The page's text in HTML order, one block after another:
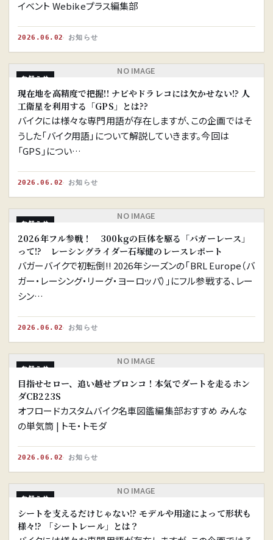
イベント Webikeプラス編集部
2026.06.02 お知らせ
お知らせ
NO IMAGE
現在地を高精度で把握!! ナビやドラレコには欠かせない!? 人
工衛星を利用する「GPS」とは??
バイクには様々な専門用語が存在しますが、この企画ではそ
うした「バイク用語」について解説していきます。今回は
「GPS」につい…
2026.06.02 お知らせ
お知らせ
NO IMAGE
2026年フル参戦！ 300kgの巨体を駆る「バガーレース」
って!? レーシングライダー石塚健のレースレポート
バガーバイクで初転倒!! 2026年シーズンの「BRL Europe（バ
ガー・レーシング・リーグ・ヨーロッパ）」にフル参戦する、レー
シン…
2026.06.02 お知らせ
お知らせ
NO IMAGE
目指せセロー、追い越せブロンコ！本気でダートを走るホン
ダCB223S
オフロードカスタムバイク名車図鑑編集部おすすめ みんな
の単気筒 | トモ・トモダ
2026.06.02 お知らせ
お知らせ
NO IMAGE
シートを支えるだけじゃない!? モデルや用途によって形状も
様々!? 「シートレール」とは？